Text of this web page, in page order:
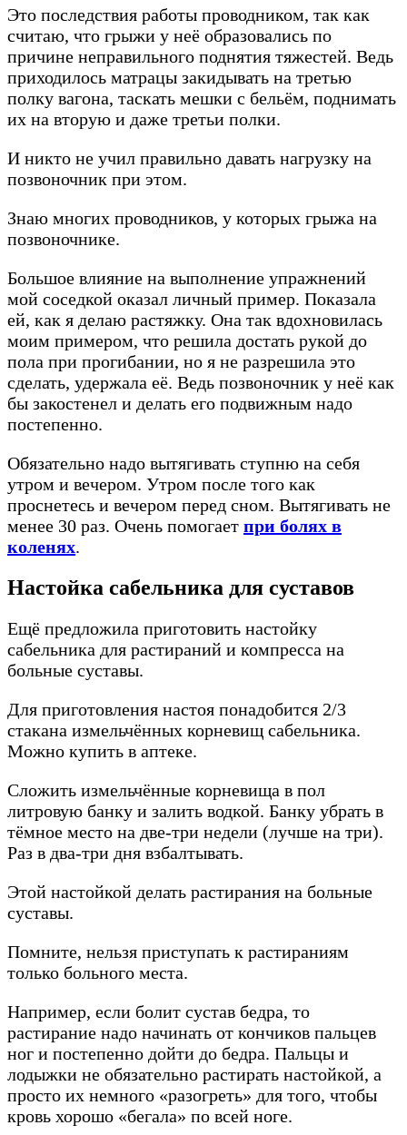
Это последствия работы проводником, так как
считаю, что грыжи у неё образовались по
причине неправильного поднятия тяжестей. Ведь
приходилось матрацы закидывать на третью
полку вагона, таскать мешки с бельём, поднимать
их на вторую и даже третьи полки.
И никто не учил правильно давать нагрузку на
позвоночник при этом.
Знаю многих проводников, у которых грыжа на
позвоночнике.
Большое влияние на выполнение упражнений
мой соседкой оказал личный пример. Показала
ей, как я делаю растяжку. Она так вдохновилась
моим примером, что решила достать рукой до
пола при прогибании, но я не разрешила это
сделать, удержала её. Ведь позвоночник у неё как
бы закостенел и делать его подвижным надо
постепенно.
Обязательно надо вытягивать ступню на себя
утром и вечером. Утром после того как
проснетесь и вечером перед сном. Вытягивать не
менее 30 раз. Очень помогает при болях в
коленях.
Настойка сабельника для суставов
Ещё предложила приготовить настойку
сабельника для растираний и компресса на
больные суставы.
Для приготовления настоя понадобится 2/3
стакана измельчённых корневищ сабельника.
Можно купить в аптеке.
Сложить измельчённые корневища в пол
литровую банку и залить водкой. Банку убрать в
тёмное место на две-три недели (лучше на три).
Раз в два-три дня взбалтывать.
Этой настойкой делать растирания на больные
суставы.
Помните, нельзя приступать к растираниям
только больного места.
Например, если болит сустав бедра, то
растирание надо начинать от кончиков пальцев
ног и постепенно дойти до бедра. Пальцы и
лодыжки не обязательно растирать настойкой, а
просто их немного «разогреть» для того, чтобы
кровь хорошо «бегала» по всей ноге.